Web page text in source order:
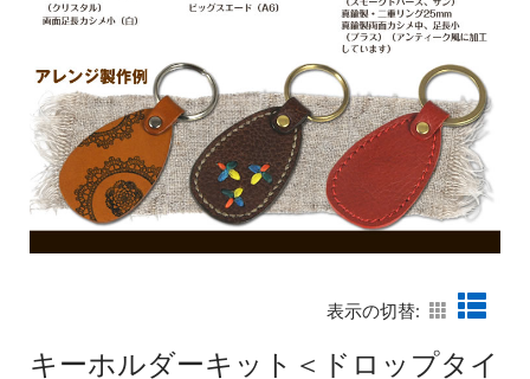
表示の切替:
キーホルダーキット＜ドロップタイ